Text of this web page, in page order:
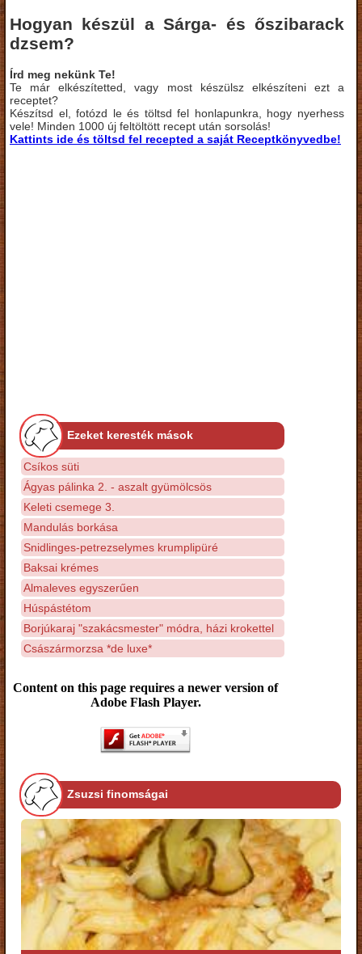
Hogyan készül a Sárga- és őszibarack
dzsem?
Írd meg nekünk Te!
Te már elkészítetted, vagy most készülsz elkészíteni ezt a
receptet?
Készítsd el, fotózd le és töltsd fel honlapunkra, hogy nyerhess
vele! Minden 1000 új feltöltött recept után sorsolás!
Kattints ide és töltsd fel recepted a saját Receptkönyvedbe!
Ezeket keresték mások
Csíkos süti
Ágyas pálinka 2. - aszalt gyümölcsös
Keleti csemege 3.
Mandulás borkása
Snidlinges-petrezselymes krumplipüré
Baksai krémes
Almaleves egyszerűen
Húspástétom
Borjúkaraj "szakácsmester" módra, házi krokettel
Császármorzsa *de luxe*
Content on this page requires a newer version of
Adobe Flash Player.
Zsuzsi finomságai